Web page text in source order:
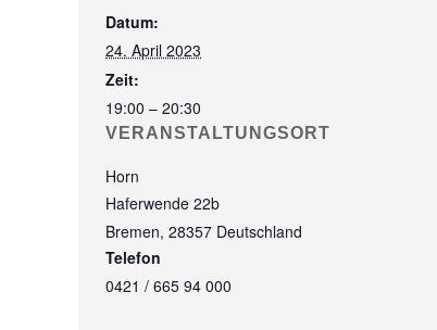
Datum:
24. April 2023
Zeit:
19:00 – 20:30
VERANSTALTUNGSORT
Horn
Haferwende 22b
Bremen, 28357 Deutschland
Telefon
0421 / 665 94 000